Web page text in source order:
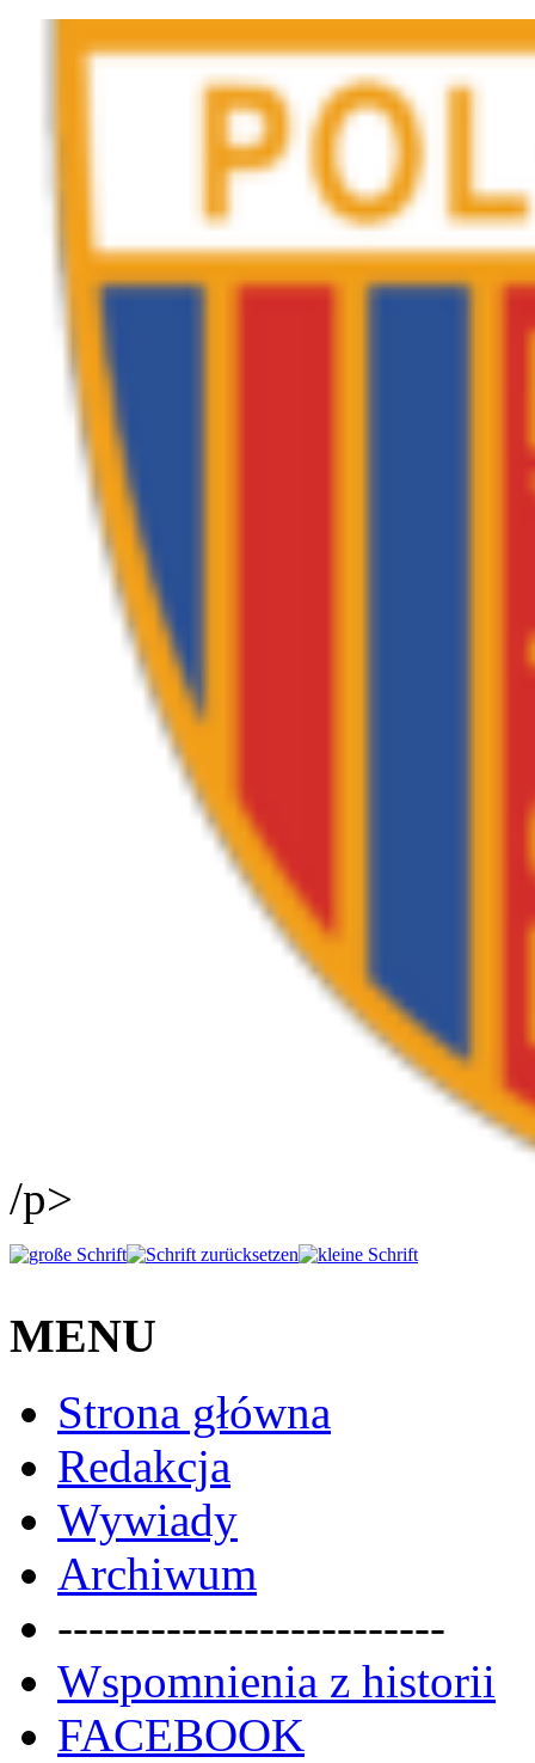
/p>
MENU
Strona główna
Redakcja
Wywiady
Archiwum
-------------------------
Wspomnienia z historii
FACEBOOK